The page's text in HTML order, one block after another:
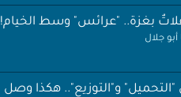
بغزة.. "عرائس" وسط الخيام!
جلال
"التحميل" و"التوزيع".. هكذا وصل